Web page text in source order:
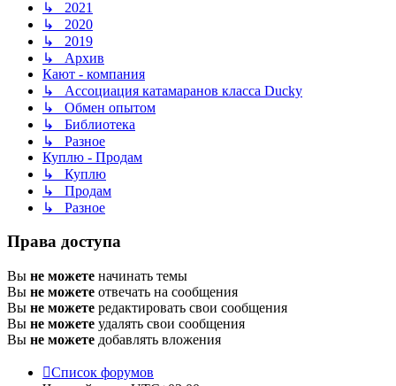
↳ 2021
↳ 2020
↳ 2019
↳ Архив
Кают - компания
↳ Ассоциация катамаранов класса Ducky
↳ Обмен опытом
↳ Библиотека
↳ Разное
Куплю - Продам
↳ Куплю
↳ Продам
↳ Разное
Права доступа
Вы не можете начинать темы
Вы не можете отвечать на сообщения
Вы не можете редактировать свои сообщения
Вы не можете удалять свои сообщения
Вы не можете добавлять вложения
Список форумов